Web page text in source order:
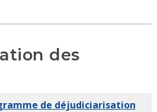
des
de déjudiciarisation